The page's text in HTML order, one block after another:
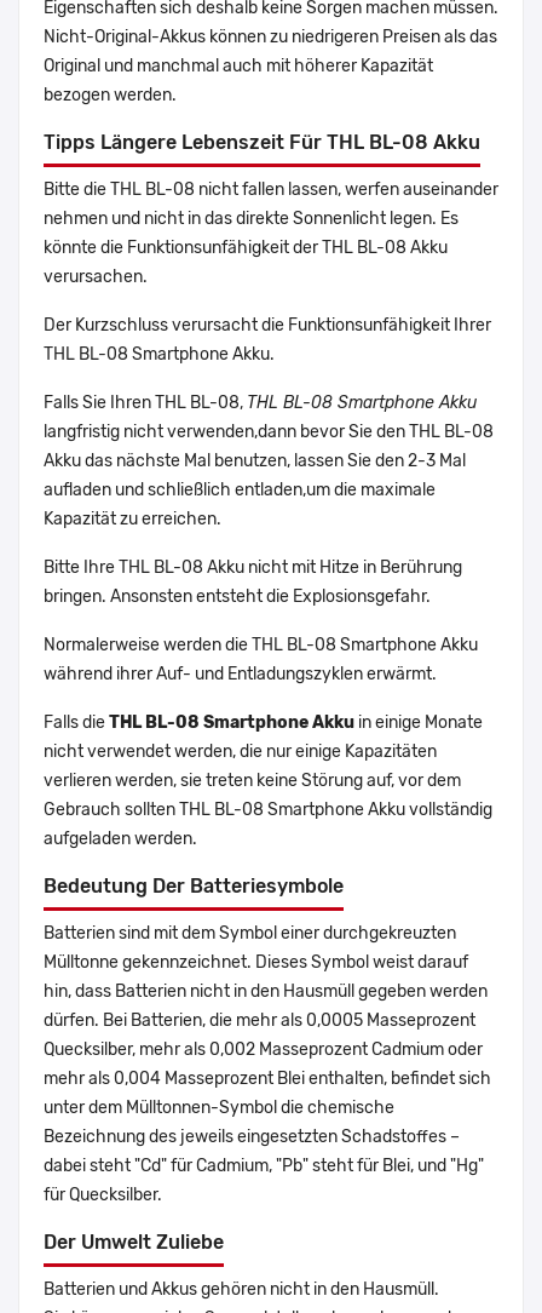
Eigenschaften sich deshalb keine Sorgen machen müssen.
Nicht-Original-Akkus können zu niedrigeren Preisen als das
Original und manchmal auch mit höherer Kapazität
bezogen werden.
Tipps Längere Lebenszeit Für THL BL-08 Akku
Bitte die THL BL-08 nicht fallen lassen, werfen auseinander
nehmen und nicht in das direkte Sonnenlicht legen. Es
könnte die Funktionsunfähigkeit der THL BL-08 Akku
verursachen.
Der Kurzschluss verursacht die Funktionsunfähigkeit Ihrer
THL BL-08 Smartphone Akku.
Falls Sie Ihren THL BL-08, THL BL-08 Smartphone Akku
langfristig nicht verwenden,dann bevor Sie den THL BL-08
Akku das nächste Mal benutzen, lassen Sie den 2-3 Mal
aufladen und schließlich entladen,um die maximale
Kapazität zu erreichen.
Bitte Ihre THL BL-08 Akku nicht mit Hitze in Berührung
bringen. Ansonsten entsteht die Explosionsgefahr.
Normalerweise werden die THL BL-08 Smartphone Akku
während ihrer Auf- und Entladungszyklen erwärmt.
Falls dieTHL BL-08 Smartphone Akku in einige Monate
nicht verwendet werden, die nur einige Kapazitäten
verlieren werden, sie treten keine Störung auf, vor dem
Gebrauch sollten THL BL-08 Smartphone Akku vollständig
aufgeladen werden.
Bedeutung Der Batteriesymbole
Batterien sind mit dem Symbol einer durchgekreuzten
Mülltonne gekennzeichnet. Dieses Symbol weist darauf
hin, dass Batterien nicht in den Hausmüll gegeben werden
dürfen. Bei Batterien, die mehr als 0,0005 Masseprozent
Quecksilber, mehr als 0,002 Masseprozent Cadmium oder
mehr als 0,004 Masseprozent Blei enthalten, befindet sich
unter dem Mülltonnen-Symbol die chemische
Bezeichnung des jeweils eingesetzten Schadstoffes –
dabei steht "Cd" für Cadmium, "Pb" steht für Blei, und "Hg"
für Quecksilber.
Der Umwelt Zuliebe
Batterien und Akkus gehören nicht in den Hausmüll.